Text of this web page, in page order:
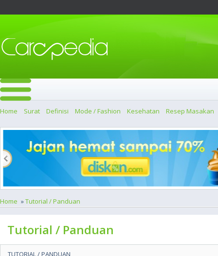
Home Surat Definisi Mode / Fashion Kesehatan Resep Masakan
Home »Tutorial / Panduan
Tutorial / Panduan
TUTORIAL / PANDUAN